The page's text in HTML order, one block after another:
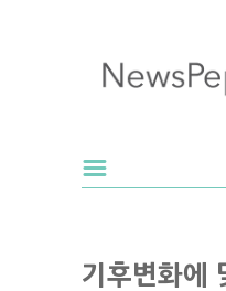
기후변화에